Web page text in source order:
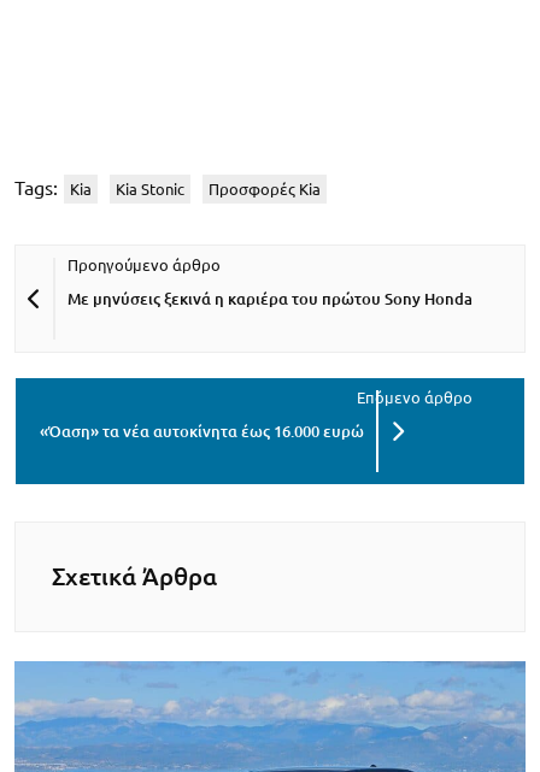
Tags: Kia Kia Stonic Προσφορές Kia
Με μηνύσεις ξεκινά η καριέρα του πρώτου Sony Honda
«Όαση» τα νέα αυτοκίνητα έως 16.000 ευρώ
Σχετικά Άρθρα